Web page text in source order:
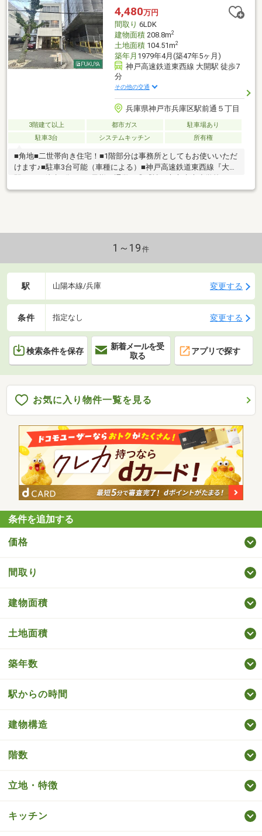
4,480万円
間取り 6LDK
建物面積208.8m2
土地面積104.51m2
築年月 1979年4月(築47年5ヶ月)
神戸高速鉄道東西線 大開駅 徒歩7
分
その他の交通
兵庫県神戸市兵庫区駅前通５丁目
3階建て以上 都市ガス
駐車場あり
駐車3台
システムキッチン 所有権
■角地■二世帯向き住宅！■1階部分は事務所としてもお使いいただ
けます♪■駐車3台可能（車種による）■神戸高速鉄道東西線『大開
駅』まで徒歩7分！■お子様の通学に◎『神戸市立水木小学校』ま
で約350ｍ！
1～19 件
駅 山陽本線/兵庫 変更する
条件 指定なし 変更する
検索条件を保存
新着メールを受
取る
アプリで探す
お気に入り物件一覧を見る
条件を追加する
価格
間取り
建物面積
土地面積
築年数
駅からの時間
建物構造
階数
立地・特徴
キッチン